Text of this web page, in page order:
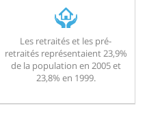
Les retraités et les pré-
retraités représentaient 23,9%
de la population en 2005 et
23,8% en 1999.